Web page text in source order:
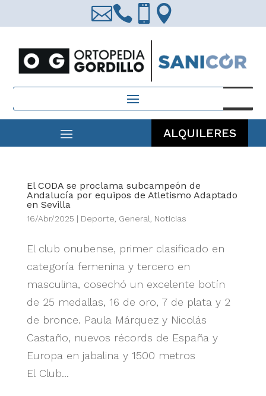
  
Búsqueda
productos
ALQUILERES
El CODA se proclama subcampeón de
Andalucía por equipos de Atletismo Adaptado
en Sevilla
16/Abr/2025 | Deporte General Noticias
El club onubense, primer clasificado en
categoría femenina y tercero en
masculina, cosechó un excelente botín
de 25 medallas, 16 de oro, 7 de plata y 2
de bronce. Paula Márquez y Nicolás
Castaño, nuevos récords de España y
Europa en jabalina y 1500 metros
El Club...